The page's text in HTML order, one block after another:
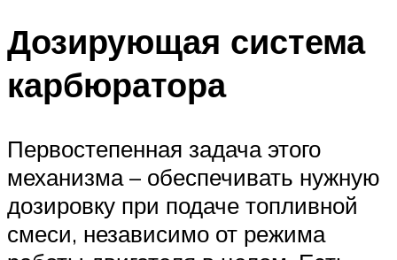
Дозирующая система
карбюратора
Первостепенная задача этого
механизма – обеспечивать нужную
дозировку при подаче топливной
смеси, независимо от режима